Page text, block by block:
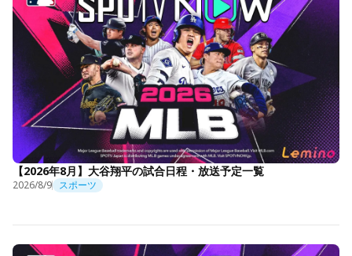
【2026年8月】大谷翔平の試合日程・放送予定一覧
2026/8/9 スポーツ